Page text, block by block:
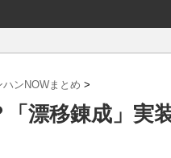
ハンNOWまとめ >
？「漂移錬成